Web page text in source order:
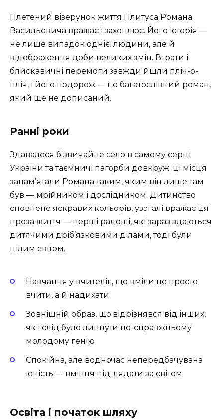
Плетений візерунок життя Плитуса Романа
Васильовича вражає і захоплює. Його історія —
не лише випадок однієї людини, але й
відображення доби великих змін. Втрати і
блискавичні перемоги завжди йшли пліч-о-
пліч, і його подорож — це багатослівний роман,
який ще не дописаний.
Ранні роки
Здавалося б звичайне село в самому серці
України та таємничі пагорби довкруж; ці місця
запам’ятали Романа таким, яким він лише там
був — мрійником і дослідником. Дитинство
сповнене яскравих кольорів, узагалі вражає ця
проза життя — перші радощі, які зараз здаються
дитячими дріб’язковими ділами, тоді були
цілим світом.
Навчання у вчителів, що вміли не просто
вчити, а й надихати
Зовнішній образ, що відрізнявся від інших,
як і слід було липнути по-справжньому
молодому генію
Спокійна, але водночас непередбачувана
юність — вміння підглядати за світом
Освіта і початок шляху